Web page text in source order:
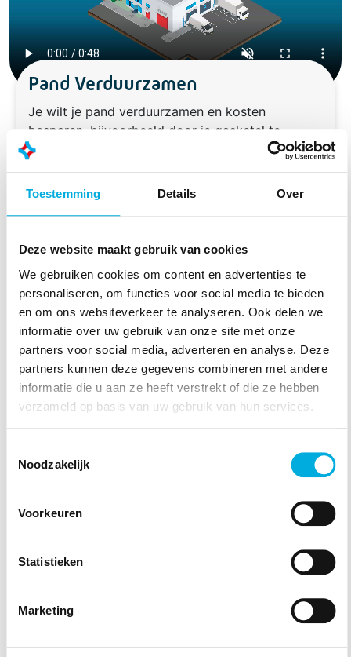
Toestemming Details Over
Deze website maakt gebruik van cookies
We gebruiken cookies om content en advertenties te
personaliseren, om functies voor social media te bieden
en om ons websiteverkeer te analyseren. Ook delen we
informatie over uw gebruik van onze site met onze
partners voor social media, adverteren en analyse. Deze
partners kunnen deze gegevens combineren met andere
informatie die u aan ze heeft verstrekt of die ze hebben
verzameld op basis van uw gebruik van hun services.
Noodzakelijk
Voorkeuren
Statistieken
Marketing
Pand Verduurzamen
Je wilt je pand verduurzamen en kosten
besparen, bijvoorbeeld door je gasketel te
vervangen met een warmtepomp. Maar de
capaciteit van je netaansluiting is hiervoor
onvoldoende. Met slimme energieoplossingen
We starten met een analyse door
energiesimulatie. Hoe ziet de huidige
energiehuishouding eruit? Wat is de te
verwachten energiebehoefte en hoeveel ruimte is
er nog voor toekomstige groei? Op basis van
deze inzichten bepalen we de optimale
oplossing, zoals energiemanagement, uitgebreid
met zonnepanelen en energieopslag.
ongeacht je netaansluiting.
Onze oplossingen voor duurzaam vastgoed